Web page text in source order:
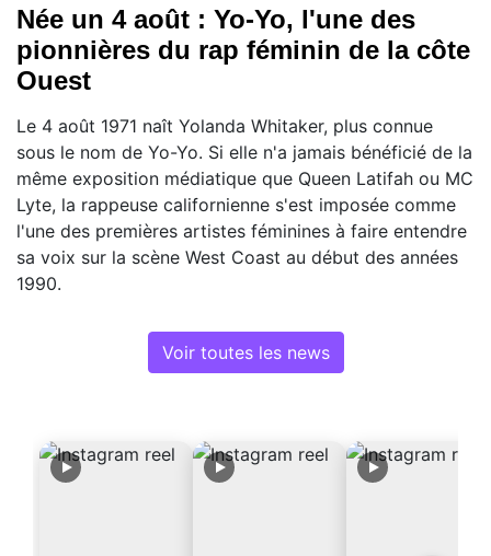
Née un 4 août : Yo-Yo, l'une des
pionnières du rap féminin de la côte
Ouest
Le 4 août 1971 naît Yolanda Whitaker, plus connue
sous le nom de Yo-Yo. Si elle n'a jamais bénéficié de la
même exposition médiatique que Queen Latifah ou MC
Lyte, la rappeuse californienne s'est imposée comme
l'une des premières artistes féminines à faire entendre
sa voix sur la scène West Coast au début des années
1990.
Voir toutes les news